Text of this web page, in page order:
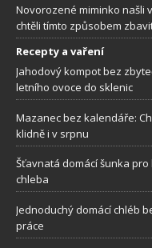
Novorozené miminko našli
chtěli tímto způsobem
Recepty a vaření
Jahodový kompot bez
letního ovoce do sklenic
Mazanec bez kalendáře:
klidně i v srpnu
Šťavnatá domácí šunka pro
chleba
Jednoduchý domácí chléb
práce